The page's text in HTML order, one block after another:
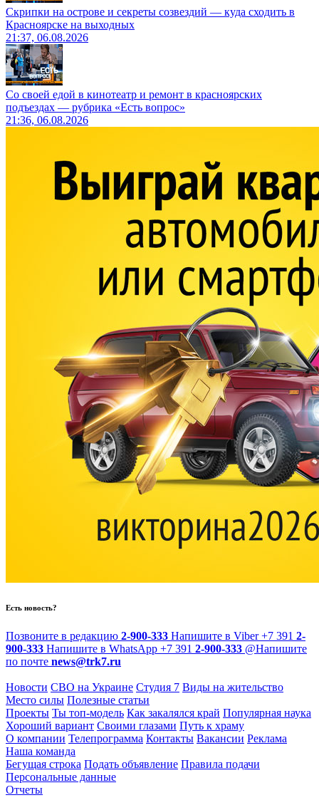
Скрипки на острове и секреты созвездий — куда сходить в
Красноярске на выходных
21:37, 06.08.2026
Со своей едой в кинотеатр и ремонт в красноярских
подъездах — рубрика «Есть вопрос»
21:36, 06.08.2026
Есть новость?
Позвоните в редакцию 2-900-333 Напишите в Viber +7 391 2-
900-333 Напишите в WhatsApp +7 391 2-900-333 @Напишите
по почте news@trk7.ru
Новости СВО на Украине Студия 7 Виды на жительство
Место силы Полезные статьи
Проекты Ты топ-модель Как закалялся край Популярная наука
Хороший вариант Своими глазами Путь к храму
О компании Телепрограмма Контакты Вакансии Реклама
Наша команда
Бегущая строка Подать объявление Правила подачи
Персональные данные
Отчеты